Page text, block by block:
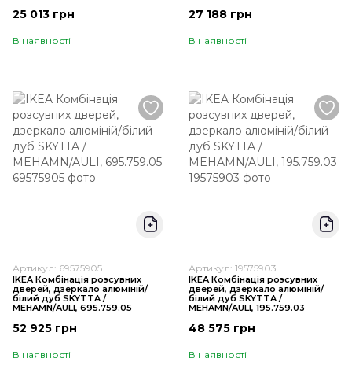
25 013 грн
В наявності
27 188 грн
В наявності
Артикул: 69575905
IKEA Комбінація розсувних
дверей, дзеркало алюміній/
білий дуб SKYTTA /
MEHAMN/AULI, 695.759.05
52 925 грн
В наявності
Артикул: 19575903
IKEA Комбінація розсувних
дверей, дзеркало алюміній/
білий дуб SKYTTA /
MEHAMN/AULI, 195.759.03
48 575 грн
В наявності